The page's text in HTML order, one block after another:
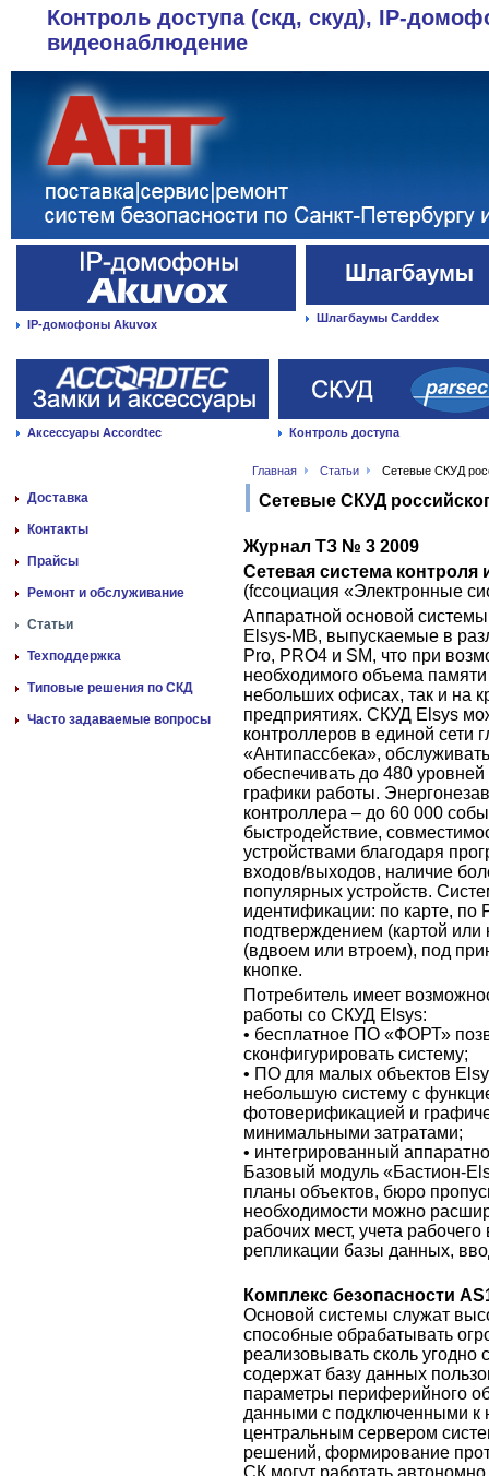
Контроль доступа (скд, скуд), IP-
видеонаблюдение
IP-домофоны Akuvox Шлагбаумы Carddex
Аксессуары Accordtec Контроль доступа
Главная Статьи Сетевые СКУД
Доставка
Контакты
Прайсы
Ремонт и обслуживание
Статьи
Техподдержка
Типовые решения по СКД
Часто задаваемые вопросы
Сетевые СКУД
Журнал ТЗ № 3 2009
Сетевая система
(fссоциация «Электронные
Аппаратной основой
Elsys-MB, выпускаемые в
Pro, PRO4 и SM, что при
необходимого объема
небольших офисах, так и на
предприятиях. СКУД Elsys
контроллеров в единой сети
«Антипассбека»,
обеспечивать до 480
графики работы.
контроллера – до 60 000
быстродействие,
устройствами благодаря
входов/выходов, наличие
популярных устройств.
идентификации: по карте, по
подтверждением (картой
(вдвоем или втроем), под
кнопке.
Потребитель имеет
работы со СКУД Elsys:
• бесплатное ПО «ФОРТ»
сконфигурировать систему;
• ПО для малых объектов
небольшую систему с
фотоверификацией и
минимальными затратами;
• интегрированный
Базовый модуль «Бастион-
планы объектов, бюро
необходимости можно
рабочих мест, учета
репликации базы данных,
Комплекс безопасности
Основой системы служат
способные обрабатывать
реализовывать сколь
содержат базу данных
параметры периферийного
данными с подключенными к
центральным сервером
решений, формирование
СК могут работать